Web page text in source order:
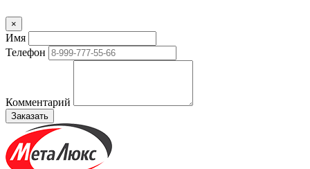
×
Имя
Телефон
Комментарий
Заказать